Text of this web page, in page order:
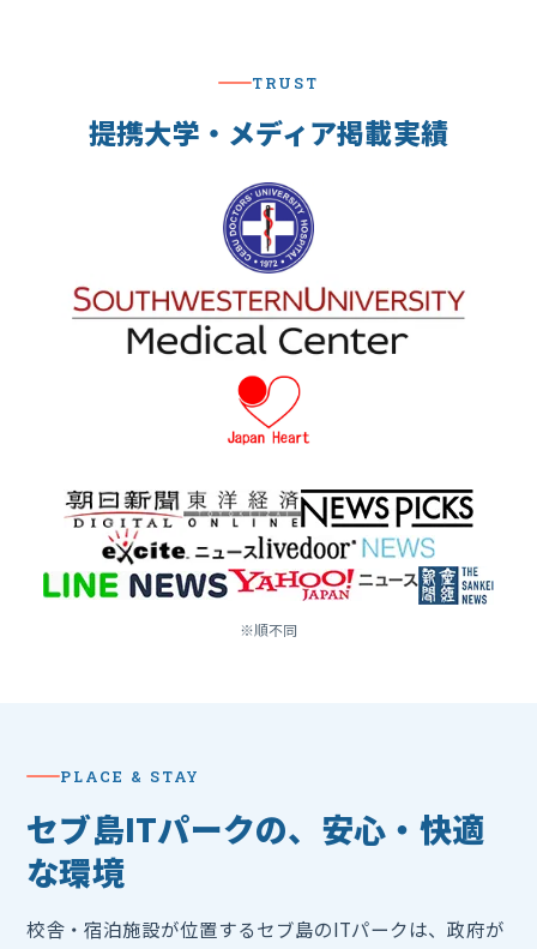
TRUST
提携大学・メディア掲載実績
※順不同
PLACE & STAY
セブ島ITパークの、安心・快適
な環境
校舎・宿泊施設が位置するセブ島のITパークは、政府が